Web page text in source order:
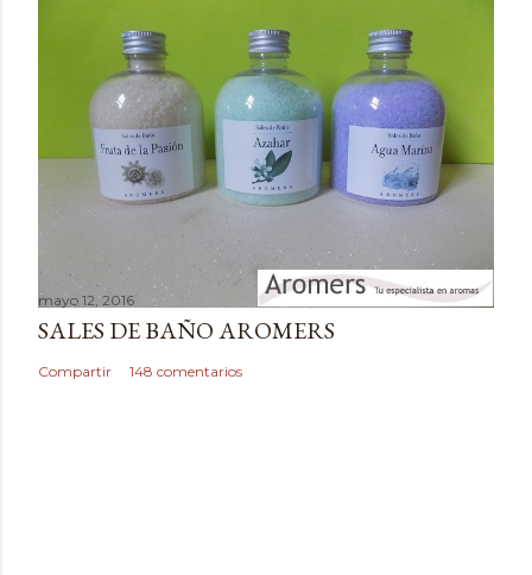
o
mayo 12, 2016
SALES DE BAÑO AROMERS
Compartir 148 comentarios